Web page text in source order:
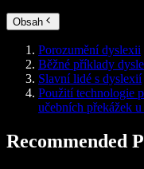
Obsah
Porozumění dyslexii
Běžné příklady
Slavní lidé s dyslexií
Použití technologie
učebních překážek
Recommended